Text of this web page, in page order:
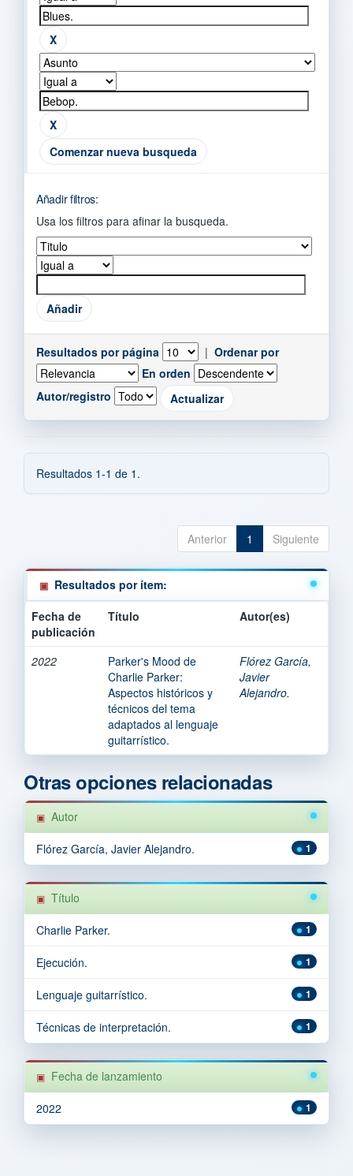
Comenzar nueva busqueda
Añadir filtros:
Usa los filtros para afinar la busqueda.
Resultados por página | Ordenar por
En orden
Autor/registro
Resultados 1-1 de 1.
Anterior 1 Siguiente
Resultados por ítem:
Fecha de
publicación
Título Autor(es)
2022
Parker's Mood de
Charlie Parker:
Aspectos históricos y
técnicos del tema
adaptados al lenguaje
guitarrístico.
Flórez García,
Javier
Alejandro.
Otras opciones relacionadas
Autor
1
Flórez García, Javier Alejandro.
Título
1
Charlie Parker.
1
Ejecución.
1
Lenguaje guitarrístico.
1
Técnicas de interpretación.
Fecha de lanzamiento
1
2022